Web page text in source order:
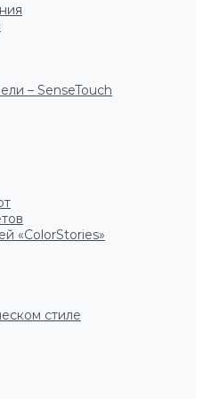
– SenseTouch
«ColorStories»
стиле